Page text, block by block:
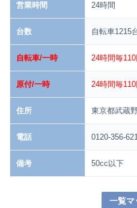
営業時間 24時間
台数 自転車1215
自転車/一時 24時間毎110
原付/一時 24時間毎110
住所 東京都武蔵
電話 0120-356-
備考 50cc以下
一覧マ